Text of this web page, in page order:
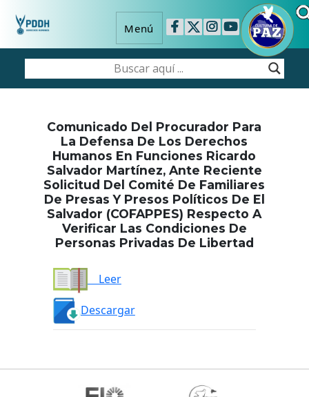
Menú
Comunicado Del Procurador Para
La Defensa De Los Derechos
Humanos En Funciones Ricardo
Salvador Martínez, Ante Reciente
Solicitud Del Comité De Familiares
De Presas Y Presos Políticos De El
Salvador (COFAPPES) Respecto A
Verificar Las Condiciones De
Personas Privadas De Libertad
Leer
Descargar